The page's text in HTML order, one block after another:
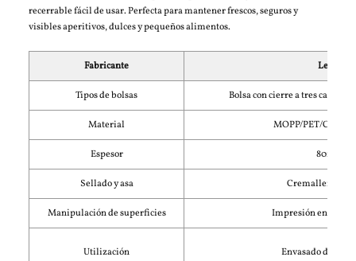
recerrable fácil de usar. Perfecta para mantener frescos, seguros y
visibles aperitivos, dulces y pequeños alimentos.
Fabricante Lebei
Tipos de bolsas Bolsa con cierre a tres caras
Material MOPP/PET/CPP o
Espesor 80mic
Sellado y asa Cremallera
Manipulación de superficies Impresión en
Utilización Envasado de